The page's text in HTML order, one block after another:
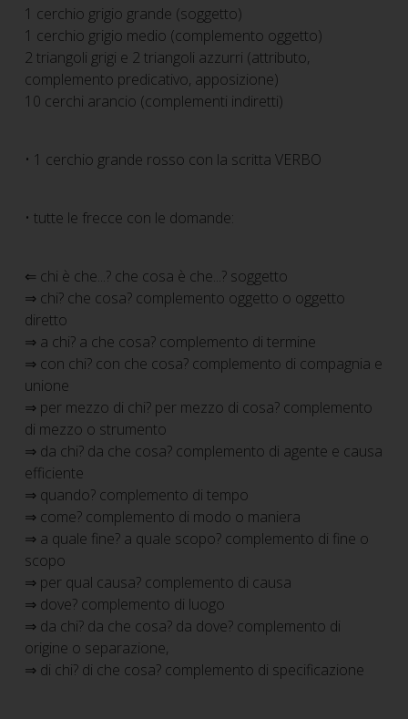
1 cerchio grigio grande (soggetto)
1 cerchio grigio medio (complemento oggetto)
2 triangoli grigi e 2 triangoli azzurri (attributo,
complemento predicativo, apposizione)
10 cerchi arancio (complementi indiretti)
• 1 cerchio grande rosso con la scritta VERBO
• tutte le frecce con le domande:
⇐ chi è che...? che cosa è che...? soggetto
⇒ chi? che cosa? complemento oggetto o oggetto
diretto
⇒ a chi? a che cosa? complemento di termine
⇒ con chi? con che cosa? complemento di compagnia e
unione
⇒ per mezzo di chi? per mezzo di cosa? complemento
di mezzo o strumento
⇒ da chi? da che cosa? complemento di agente e causa
efficiente
⇒ quando? complemento di tempo
⇒ come? complemento di modo o maniera
⇒ a quale fine? a quale scopo? complemento di fine o
scopo
⇒ per qual causa? complemento di causa
⇒ dove? complemento di luogo
⇒ da chi? da che cosa? da dove? complemento di
origine o separazione,
⇒ di chi? di che cosa? complemento di specificazione